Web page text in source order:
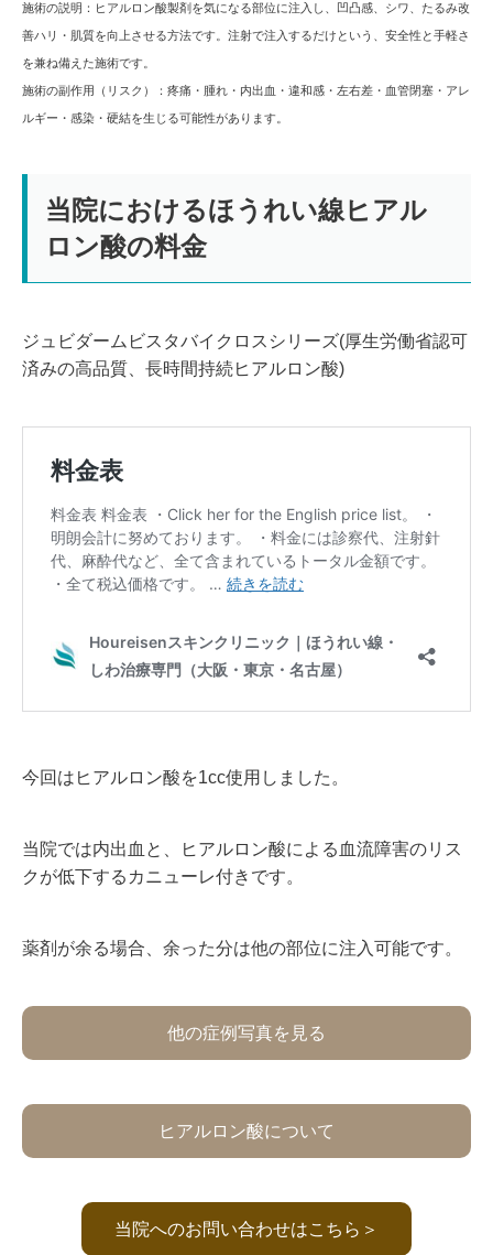
施術の説明： ヒアルロン酸製剤を気になる部位に注入し、凹凸感、シワ、たるみ改
善ハリ・肌質を向上させる方法です。注射で注入するだけという、安全性と手軽さ
を兼ね備えた施術です。
施術の副作用（リスク）： 疼痛・腫れ・内出血・違和感・左右差・血管閉塞・アレ
ルギー・感染・硬結を生じる可能性があります。
当院におけるほうれい線ヒアル
ロン酸の料金
ジュビダームビスタバイクロスシリーズ(厚生労働省認可
済みの高品質、長時間持続ヒアルロン酸)
今回はヒアルロン酸を1cc使用しました。
当院では内出血と、ヒアルロン酸による血流障害のリス
クが低下するカニューレ付きです。
薬剤が余る場合、余った分は他の部位に注入可能です。
他の症例写真を見る
ヒアルロン酸について
当院へのお問い合わせはこちら＞